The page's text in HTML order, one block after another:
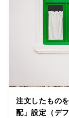
注文したもの
配」設定（デ